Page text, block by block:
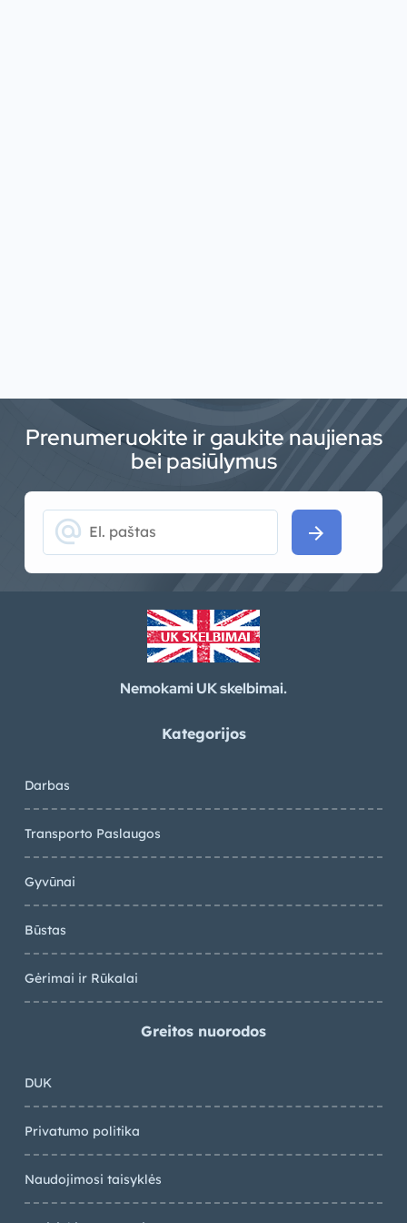
Prenumeruokite ir gaukite naujienas
bei pasiūlymus
alternate_email arrow_forward
Nemokami UK skelbimai.
Kategorijos
Darbas
Transporto Paslaugos
Gyvūnai
Būstas
Gėrimai ir Rūkalai
Greitos nuorodos
DUK
Privatumo politika
Naudojimosi taisyklės